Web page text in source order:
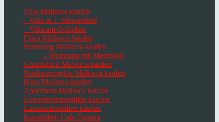
Villa Mallorca kaufen
– Villa in 1. Meereslinie
– Villa am Golfplatz
Finca Mallorca kaufen
Wohnung Mallorca kaufen
– Wohnung mit Meerblick
Grundstück Mallorca kaufen
Neubauprojekte Mallorca kaufen
Haus Mallorca kaufen
Apartment Mallorca kaufen
Gewerbeimmobilien kaufen
Luxusimmobilien kaufen
Immobilien Cala Figuera